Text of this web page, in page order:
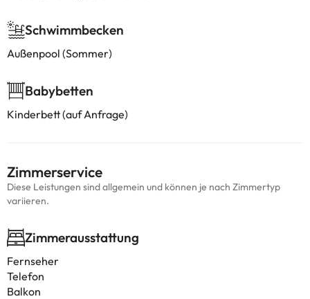
Schwimmbecken
Außenpool (Sommer)
Babybetten
Kinderbett (auf Anfrage)
Zimmerservice
Diese Leistungen sind allgemein und können je nach Zimmertyp
variieren.
Zimmerausstattung
Fernseher
Telefon
Balkon